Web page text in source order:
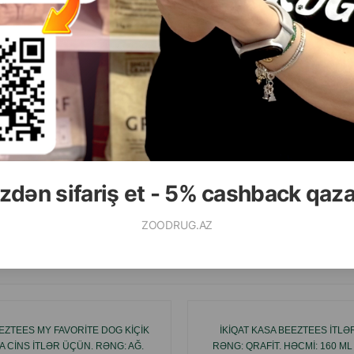
sifariş et - 5% cashback
ZOODRUG.AZ
( Rəylər)
Çəki Qiymət
Almaq
12.00
ALMAQ
MY FAVORITE DOG KIÇIK
CINS ITLƏR ÜÇÜN. RƏNG: AĞ.
İKIQAT KASA BEEZTEES
RƏNG: QRAFIT. HƏCMI: 160